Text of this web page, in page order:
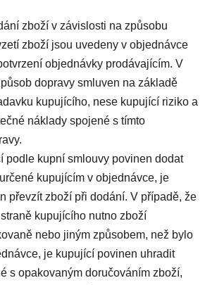
zboží v závislosti na způsobu
zboží jsou uvedeny v objednávce
objednávky prodávajícím. V
dopravy smluven na základě
kupujícího, nese kupující riziko a
náklady spojené s tímto
podle kupní smlouvy povinen dodat
kupujícím v objednávce, je
převzít zboží při dodání. V případě, že
kupujícího nutno zboží
nebo jiným způsobem, než bylo
je kupující povinen uhradit
s opakovaným doručováním zboží,